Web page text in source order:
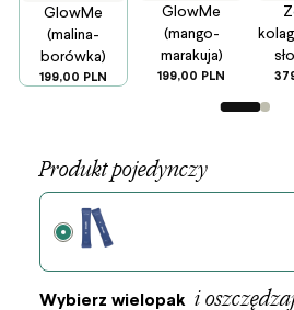
GlowMe
(malina-
borówka)
199,00 PLN
GlowMe
(mango-
marakuja)
199,00 PLN
Produkt pojedynczy
Wybierz wielopak i